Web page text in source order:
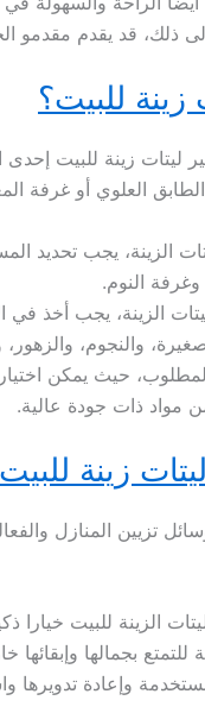
ذلك، قد يقدم مقدمو
زينة للبيت؟
ليتات زينة للبيت
العلوي أو غرفة
الزينة، يجب تحديد
النوم.
الزينة، يجب أخذ
والنجوم، والزهور،
حيث يمكن اختيار
مواد ذات جودة عالية.
زينة للبيت
تزيين المنازل
الزينة للبيت
للتمتع بجمالها وإبقائها
وإعادة